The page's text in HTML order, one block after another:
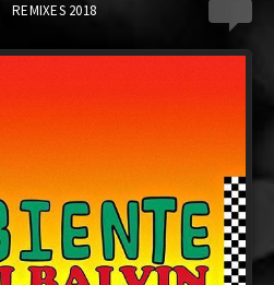
REMIXES 2018